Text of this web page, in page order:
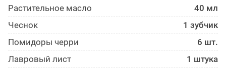
Растительное масло
40 мл
Чеснок
1 зубчик
Помидоры черри
6 шт.
Лавровый лист
1 штука